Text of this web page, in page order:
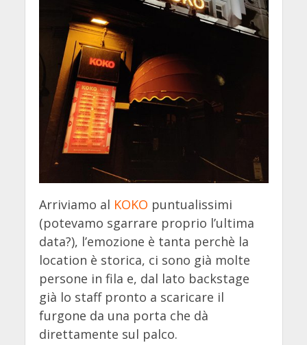
Arriviamo al KOKO puntualissimi
(potevamo sgarrare proprio l’ultima
data?), l’emozione è tanta perchè la
location è storica, ci sono già molte
persone in fila e, dal lato backstage
già lo staff pronto a scaricare il
furgone da una porta che dà
direttamente sul palco.